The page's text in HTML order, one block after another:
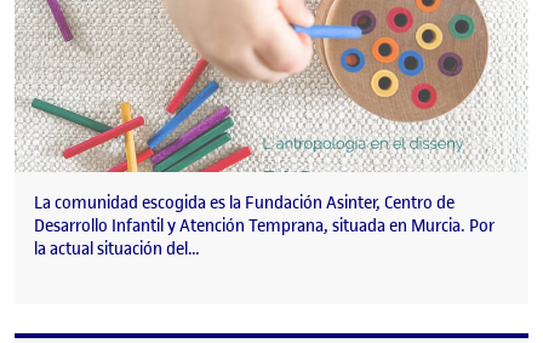
La comunidad escogida es la Fundación Asinter, Centro de
Desarrollo Infantil y Atención Temprana, situada en Murcia. Por
la actual situación del…